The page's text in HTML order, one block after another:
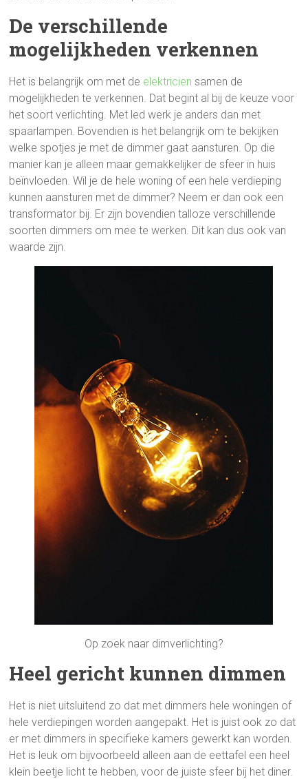
De verschillende
mogelijkheden verkennen
Het is belangrijk om met de elektricien samen de
mogelijkheden te verkennen. Dat begint al bij de keuze voor
het soort verlichting. Met led werk je anders dan met
spaarlampen. Bovendien is het belangrijk om te bekijken
welke spotjes je met de dimmer gaat aansturen. Op die
manier kan je alleen maar gemakkelijker de sfeer in huis
beïnvloeden. Wil je de hele woning of een hele verdieping
kunnen aansturen met de dimmer? Neem er dan ook een
transformator bij. Er zijn bovendien talloze verschillende
soorten dimmers om mee te werken. Dit kan dus ook van
waarde zijn.
Op zoek naar dimverlichting?
Heel gericht kunnen dimmen
Het is niet uitsluitend zo dat met dimmers hele woningen of
hele verdiepingen worden aangepakt. Het is juist ook zo dat
er met dimmers in specifieke kamers gewerkt kan worden.
Het is leuk om bijvoorbeeld alleen aan de eettafel een heel
klein beetje licht te hebben, voor de juiste sfeer bij het diner.